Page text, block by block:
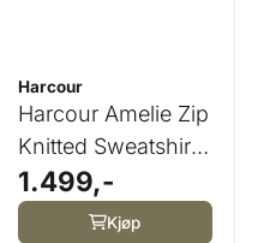
Harcour
Harcour Amelie Zip
Knitted Sweatshirt
Cacao (Dark ...
1.499,-
Kjøp